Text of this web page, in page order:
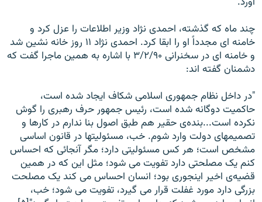
چند ماه که گذشته، احمدی نژاد وزير اطلاعات را عزل کرد و
خامنه ای مجدداً او را ابقا کرد. احمدی نژاد ۱۱ روز خانه نشين شد
و خامنه ای در سخنرانی ۳/۲/۹۰ با اشاره به همين ماجرا گفت که
دشمنان گفته اند:
"در داخل نظام جمهوری اسلامی شکاف ايجاد شده است،
حاکميت دوگانه شده است، رئيس جمهور حرف رهبری را گوش
نکرده است...بنده‌ی حقير هم طبق اصول بنا ندارم در کارها و
تصميمهای دولت وارد شوم. خب، مسئوليتها در قانون اساسی
مشخص است؛ هر کس مسئوليتی دارد؛ مگر آنجائی که احساس
کنم يک مصلحتی دارد تفويت می شود؛ مثل اين که در همين
قضيه‌ی اخير اينجوری بود؛ انسان احساس می کند يک مصلحت
بزرگی دارد مورد غفلت قرار می گيرد، تفويت می شود؛ خب،